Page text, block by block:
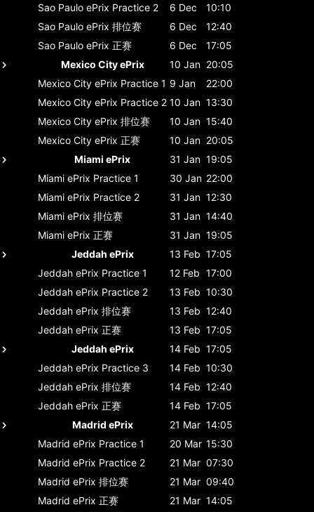
Sao Paulo ePrix Practice 2 6 Dec
10:10
Sao Paulo ePrix 排位赛 6 Dec
12:40
Sao Paulo ePrix 正赛 6 Dec
17:05
Mexico City ePrix
10 Jan 20:05
Mexico City ePrix Practice 1 9 Jan
22:00
Mexico City ePrix Practice 2 10 Jan 13:30
Mexico City ePrix 排位赛 10 Jan 15:40
Mexico City ePrix 正赛 10 Jan 20:05
Miami ePrix
31 Jan 19:05
Miami ePrix Practice 1 30 Jan 22:00
Miami ePrix Practice 2 31 Jan 12:30
Miami ePrix 排位赛 31 Jan 14:40
Miami ePrix 正赛 31 Jan 19:05
Jeddah ePrix
13 Feb 17:05
Jeddah ePrix Practice 1 12 Feb 17:00
Jeddah ePrix Practice 2 13 Feb 10:30
Jeddah ePrix 排位赛 13 Feb 12:40
Jeddah ePrix 正赛 13 Feb 17:05
Jeddah ePrix
14 Feb 17:05
Jeddah ePrix Practice 3 14 Feb 10:30
Jeddah ePrix 排位赛 14 Feb 12:40
Jeddah ePrix 正赛 14 Feb 17:05
Madrid ePrix
21 Mar 14:05
Madrid ePrix Practice 1 20 Mar 15:30
Madrid ePrix Practice 2 21 Mar 07:30
Madrid ePrix 排位赛 21 Mar 09:40
Madrid ePrix 正赛 21 Mar 14:05